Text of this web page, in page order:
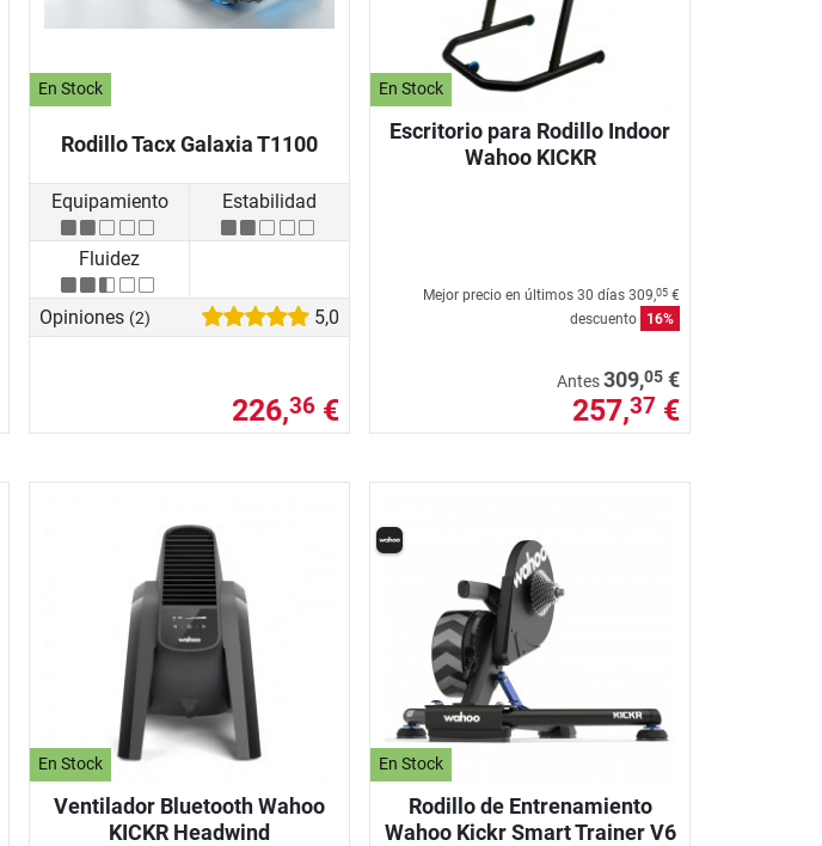
En Stock
Rodillo Tacx Galaxia T1100
Equipamiento Estabilidad
Fluidez
Opiniones (2) 5,0
226,36 €
En Stock
Escritorio para Rodillo Indoor
Wahoo KICKR
Mejor precio en últimos 30 días 309,05 €
descuento
16%
Antes309,05 €
257,37 €
En Stock
Ventilador Bluetooth Wahoo
KICKR Headwind
En Stock
Rodillo de Entrenamiento
Wahoo Kickr Smart Trainer V6